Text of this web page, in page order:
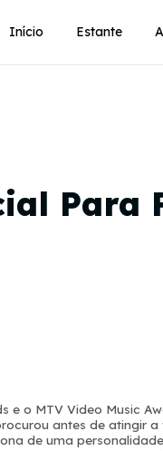
Início Estante
Para
e o MTV Video Music
antes de atingir a
de uma